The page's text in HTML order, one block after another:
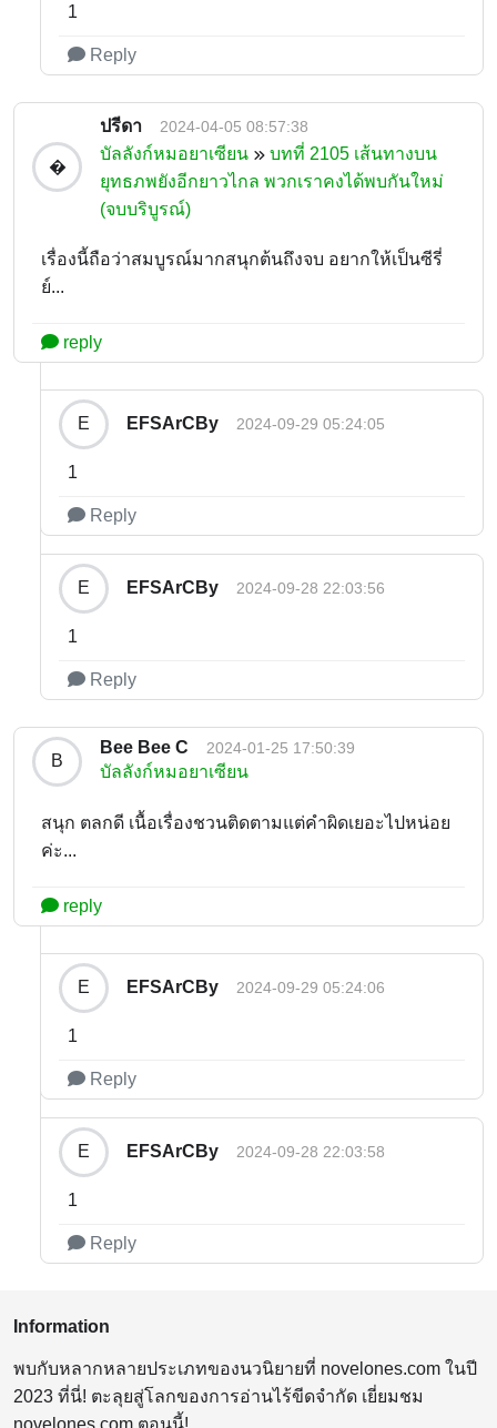
1
Reply
�
ปรีดา 2024-04-05 08:57:38
บัลลังก์หมอยาเซียน
บทที่ 2105 เส้นทางบน
ยุทธภพยังอีกยาวไกล พวกเราคงได้พบกันใหม่
(จบบริบูรณ์)
เรื่องนี้ถือว่าสมบูรณ์มากสนุกต้นถึงจบ อยากให้เป็นซีรี่
ย์...
reply
E EFSArCBy 2024-09-29 05:24:05
1
Reply
E EFSArCBy 2024-09-28 22:03:56
1
Reply
B
Bee Bee C 2024-01-25 17:50:39
บัลลังก์หมอยาเซียน
สนุก ตลกดี เนื้อเรื่องชวนติดตามแต่คำผิดเยอะไปหน่อย
ค่ะ...
reply
E EFSArCBy 2024-09-29 05:24:06
1
Reply
E EFSArCBy 2024-09-28 22:03:58
1
Reply
Information
พบกับหลากหลายประเภทของนวนิยายที่ novelones.com ในปี
2023 ที่นี่! ตะลุยสู่โลกของการอ่านไร้ขีดจำกัด เยี่ยมชม
novelones.com ตอนนี้!